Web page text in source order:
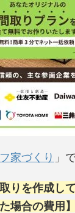
家づくり 」
りを作成し
場合の費用】